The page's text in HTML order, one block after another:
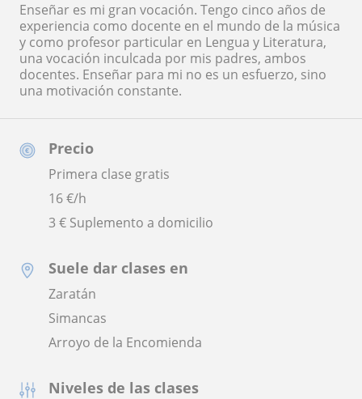
Precio
Primera clase gratis
16€/h
3 € Suplemento a domicilio
Suele dar clases en
Zaratán
Simancas
Arroyo de la Encomienda
Niveles de las clases
Enseñar es mi gran vocación. Tengo cinco años de
experiencia como docente en el mundo de la música
y como profesor particular en Lengua y Literatura,
una vocación inculcada por mis padres, ambos
docentes. Enseñar para mi no es un esfuerzo, sino
una motivación constante.